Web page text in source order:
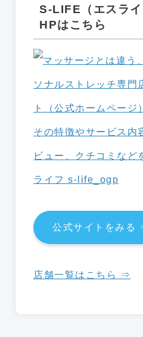
S-LIFE（エスラ
HPはこちら
公式サイトをみる
店舗一覧はこちら ⇒